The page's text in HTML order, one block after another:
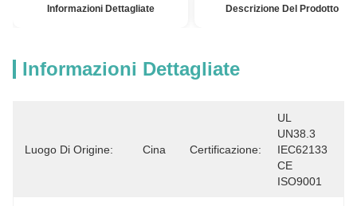
Informazioni Dettagliate Descrizione Del Prodotto
Informazioni Dettagliate
Luogo Di Origine: Cina Certificazione:
UL
UN38.3
IEC62133
CE
ISO9001